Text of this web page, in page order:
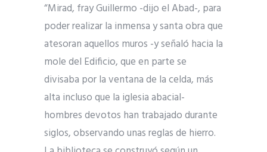
“Mirad, fray Guillermo -dijo el Abad-, para
poder realizar la inmensa y santa obra que
atesoran aquellos muros -y señaló hacia la
mole del Edificio, que en parte se
divisaba por la ventana de la celda, más
alta incluso que la iglesia abacial-
hombres devotos han trabajado durante
siglos, observando unas reglas de hierro.